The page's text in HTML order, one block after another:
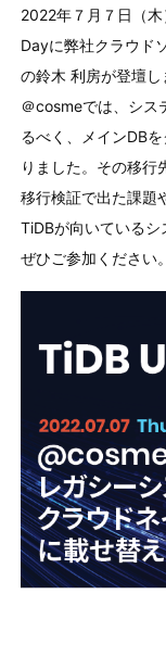
2022年７月７日（
Dayに弊社クラウド
の鈴木 利房が登壇し
＠cosmeでは、シス
るべく、メインDB
りました。その移行
移行検証で出た課題
TiDBが向いているシ
ぜひご参加ください。